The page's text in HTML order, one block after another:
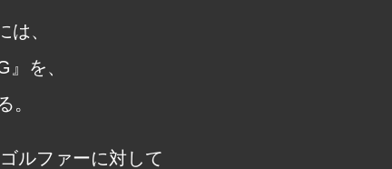
、
を、
。
ルファーに対して